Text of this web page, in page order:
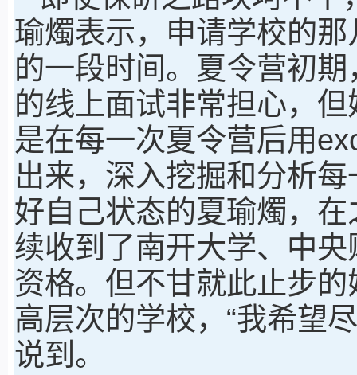
瑜燭表示，申请学校的
的一段时间。夏令营初
的线上面试非常担心，
是在每一次夏令营后用
出来，深入挖掘和分析
好自己状态的夏瑜燭，
续收到了南开大学、中
资格。但不甘就此止步
高层次的学校，“我希望
说到。